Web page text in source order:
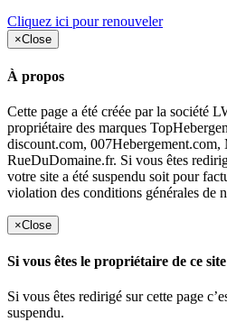
Cliquez ici pour renouveler
×Close
À propos
Cette page a été créée par la société
propriétaire des marques
discount.com,
RueDuDomaine.fr. Si vous êtes
votre site a été suspendu soit pour
violation des conditions générales de
×Close
Si vous êtes le propriétaire de ce
Si vous êtes redirigé sur cette page
suspendu.